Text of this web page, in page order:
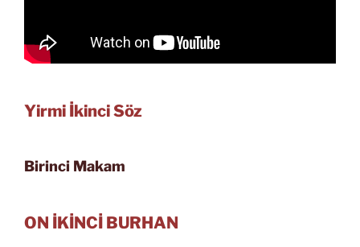
Yirmi İkinci Söz
Birinci Makam
ON İKİNCİ BURHAN